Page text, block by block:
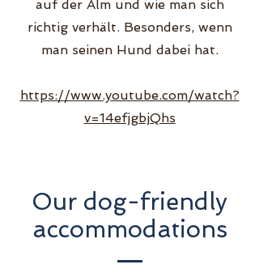
auf der Alm und wie man sich
richtig verhält. Besonders, wenn
man seinen Hund dabei hat.
https://www.youtube.com/watch?
v=14efjgbjQhs
Our dog-friendly
accommodations